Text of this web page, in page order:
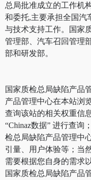
总局批准成立的工作机
和委托,主要承担全国汽
与技术支持工作。国家
管理部、汽车召回管理
部和研发部。
国家质检总局缺陷产品
产品管理中心在本站浏
查询该站的相关权重信
“Chinaz数据” 进行查询
检总局缺陷产品管理中
引量、用户体验等；当
需要根据您自身的需求
国家质检总局缺陷产品